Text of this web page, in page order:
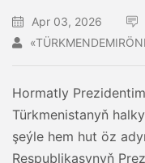
Apr 03, 2026
Hormatly
Türkmenistanyň
şeýle hem hut öz
Respublikasynyň